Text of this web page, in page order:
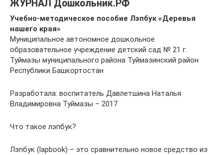
ЖУРНАЛ Дошкольник.РФ
Учебно-методическое пособие Лэпбук «Деревья
нашего края»
Муниципальное автономное дошкольное
образовательное учреждение детский сад № 21 г.
Туймазы муниципального района Туймазинский район
Республики Башкортостан
Разработала: воспитатель Давлетшина Наталья
Владимировна Туймазы – 2017
Что такое лэпбук?
Лэпбук (lapbook) – это сравнительно новое средство из